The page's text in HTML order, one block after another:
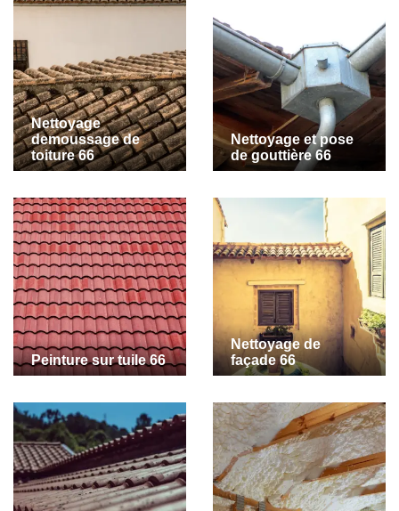
Nettoyage
demoussage de
toiture 66
Nettoyage et pose
de gouttière 66
Peinture sur tuile 66
Nettoyage de
façade 66